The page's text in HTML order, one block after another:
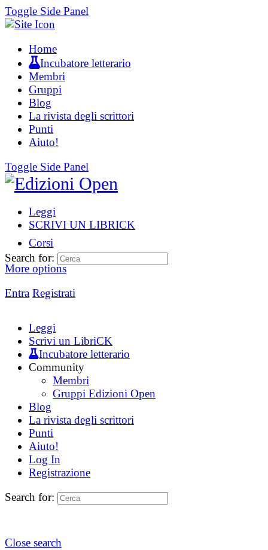
Toggle Side Panel
Home
Incubatore letterario
Membri
Gruppi
Blog
La rivista degli scrittori
Punti
Aiuto!
Toggle Side Panel
Leggi
SCRIVI UN LIBRICK
Corsi
More options
Entra Registrati
Search for:
Leggi
Scrivi un LibriCK
Incubatore letterario
Community
Membri
Gruppi Edizioni Open
Blog
La rivista degli scrittori
Punti
Aiuto!
Log In
Registrazione
Search for:
Close search